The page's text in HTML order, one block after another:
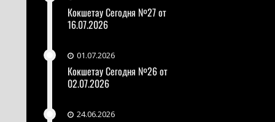
Кокшетау Сегодня №27 от
16.07.2026
01.07.2026
Кокшетау Сегодня №26 от
02.07.2026
24.06.2026